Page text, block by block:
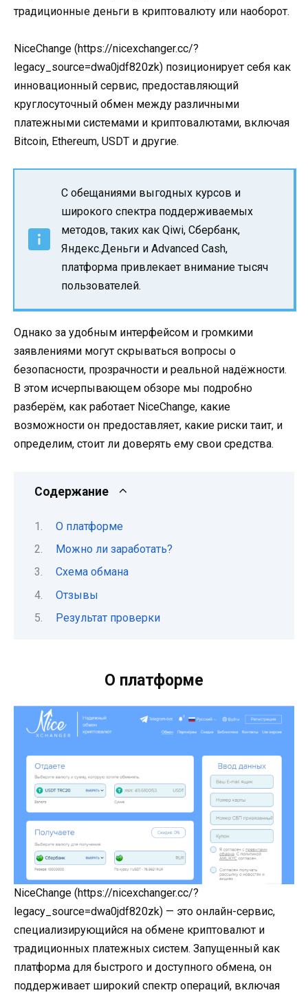
традиционные деньги в криптовалюту или наоборот.
NiceChange (https://nicexchanger.cc/?
legacy_source=dwa0jdf820zk) позиционирует себя как
инновационный сервис, предоставляющий
круглосуточный обмен между различными
платежными системами и криптовалютами, включая
Bitcoin, Ethereum, USDT и другие.
С обещаниями выгодных курсов и
широкого спектра поддерживаемых
методов, таких как Qiwi, Сбербанк,
Яндекс.Деньги и Advanced Cash,
платформа привлекает внимание тысяч
пользователей.
Однако за удобным интерфейсом и громкими
заявлениями могут скрываться вопросы о
безопасности, прозрачности и реальной надёжности.
В этом исчерпывающем обзоре мы подробно
разберём, как работает NiceChange, какие
возможности он предоставляет, какие риски таит, и
определим, стоит ли доверять ему свои средства.
Содержание
О платформе
Можно ли заработать?
Схема обмана
Отзывы
Результат проверки
О платформе
NiceChange (https://nicexchanger.cc/?
legacy_source=dwa0jdf820zk) — это онлайн-сервис,
специализирующийся на обмене криптовалют и
традиционных платежных систем. Запущенный как
платформа для быстрого и доступного обмена, он
поддерживает широкий спектр операций, включая